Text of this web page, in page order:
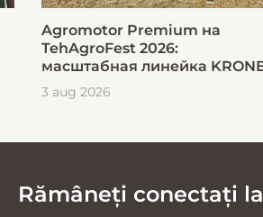
Agromotor Premium на
TehAgroFest 2026:
масштабная линейка
для быстрой и эффективной
заготовки кормов
3 aug 2026
Rămâneți conectați